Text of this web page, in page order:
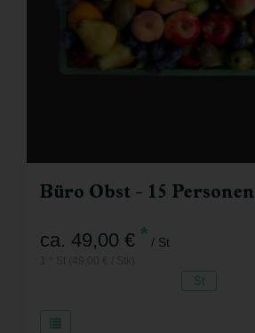
Büro Obst - 15 Personen
ca. 49,00 € * / St
St